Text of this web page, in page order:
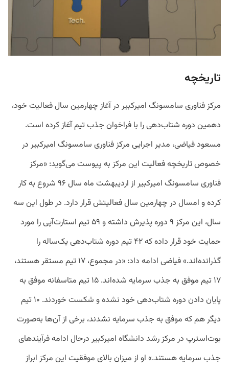
تاریخچه
مرکز فناوری سامسونگ امیرکبیر در آغاز چهارمین سال فعالیت خود،
دهمین دوره شتاب‌دهی را با فراخوان جذب تیم آغاز کرده است.
مسعود فیاضی، مدیر اجرایی مرکز فناوری سامسونگ امیرکبیر در
خصوص تاریخچه فعالیت این مرکز به پیوست می‌گوید: «مرکز
فناوری سامسونگ امیرکبیر از اردیبهشت ماه سال ۹۶ شروع به کار
کرده و امسال در چهارمین سال فعالیتش قرار دارد. در طول این سه
سال، این مرکز ۹ دوره پذیرش داشته و ۵۹ تیم استارت‌آپی را مورد
حمایت خود قرار داده که ۴۲ تیم دوره شتاب‌دهی یک‌ساله را
گذرانده‌اند.» فیاضی ادامه داد: «در مجموع، ۱۷ تیم مستقر هستند،
۱۷ تیم موفق به جذب سرمایه شده‌‌اند. ۱۵ تیم متاسفانه موفق به
پایان دادن دوره شتاب‌دهی خود نشده و شکست خوردند. ۱۰ تیم
دیگر هم که موفق به جذب سرمایه نشدند، برخی از آن‌ها به‌صورت
بوت‌استرپ در مرکز رشد دانشگاه امیرکبیر درحال ادامه فرآیند‌های
جذب سرمایه هستند.» او از میزان بالای موفقیت این مرکز ابراز